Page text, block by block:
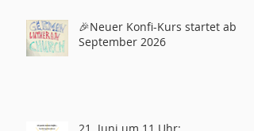
🎉Neuer Konfi-Kurs startet ab
September 2026
21. Juni um 11 Uhr: